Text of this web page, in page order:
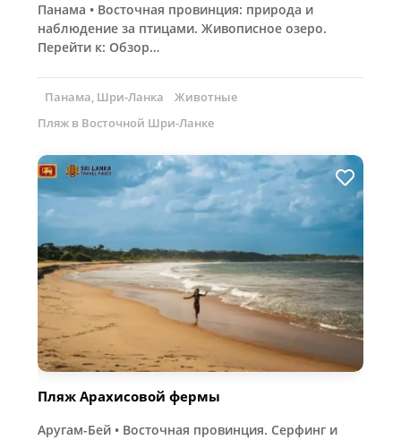
Панама • Восточная провинция: природа и
наблюдение за птицами. Живописное озеро.
Перейти к: Обзор…
Панама, Шри-Ланка
Животные
Пляж в Восточной Шри-Ланке
Пляж Арахисовой фермы
Аругам-Бей • Восточная провинция. Серфинг и